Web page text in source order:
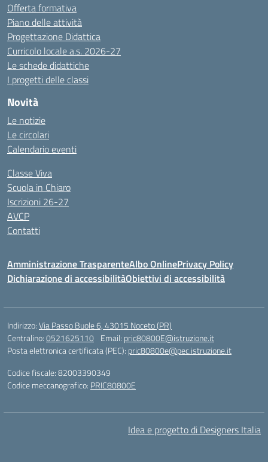
Offerta formativa
Piano delle attività
Progettazione Didattica
Curricolo locale a.s. 2026-27
Le schede didattiche
I progetti delle classi
Novità
Le notizie
Le circolari
Calendario eventi
Classe Viva
Scuola in Chiaro
Iscrizioni 26-27
AVCP
Contatti
Amministrazione TrasparenteAlbo OnlinePrivacy Policy
Dichiarazione di accessibilitàObiettivi di accessibilità
Indirizzo:Via Passo Buole 6, 43015 Noceto (PR)
Centralino:0521625110 Email: pric80800E@istruzione.it
Posta elettronica certificata (PEC): pric80800e@pec.istruzione.it
Codice fiscale: 82003390349
Codice meccanografico: PRIC80800E
Idea e progetto di Designers Italia